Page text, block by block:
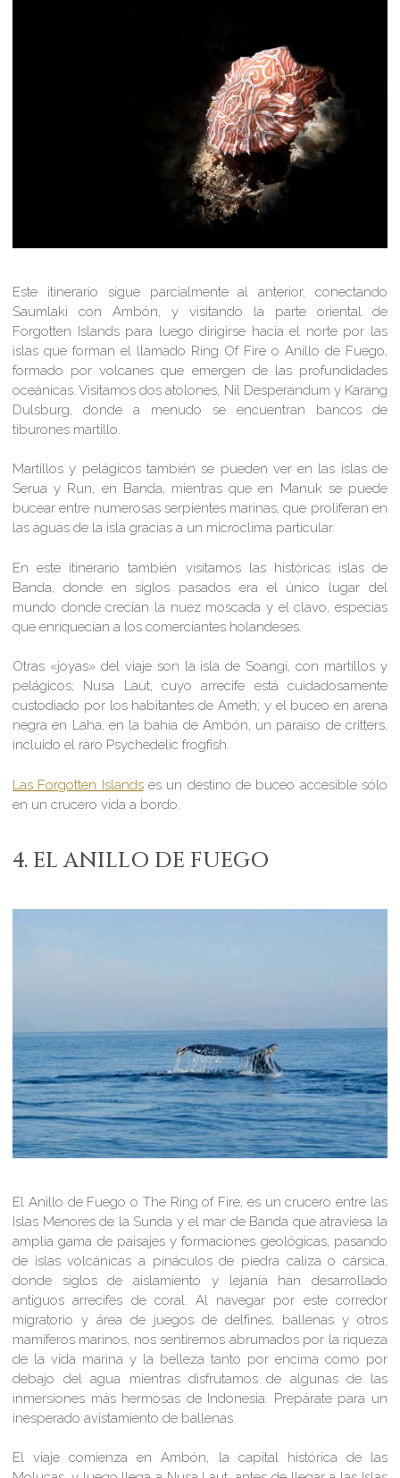
Este itinerario sigue parcialmente al anterior, conectando
Saumlaki con Ambón, y visitando la parte oriental de
Forgotten Islands para luego dirigirse hacia el norte por las
islas que forman el llamado Ring Of Fire o Anillo de Fuego,
formado por volcanes que emergen de las profundidades
oceánicas. Visitamos dos atolones, Nil Desperandum y Karang
Dulsburg, donde a menudo se encuentran bancos de
tiburones martillo.
Martillos y pelágicos también se pueden ver en las islas de
Serua y Run, en Banda, mientras que en Manuk se puede
bucear entre numerosas serpientes marinas, que proliferan en
las aguas de la isla gracias a un microclima particular.
En este itinerario también visitamos las históricas islas de
Banda, donde en siglos pasados era el único lugar del
mundo donde crecían la nuez moscada y el clavo, especias
que enriquecían a los comerciantes holandeses.
Otras «joyas» del viaje son la isla de Soangi, con martillos y
pelágicos; Nusa Laut, cuyo arrecife está cuidadosamente
custodiado por los habitantes de Ameth; y el buceo en arena
negra en Laha, en la bahía de Ambón, un paraíso de critters,
incluido el raro Psychedelic frogfish.
Las Forgotten Islandses un destino de buceo accesible sólo
en un crucero vida a bordo.
4. EL ANILLO DE FUEGO
El Anillo de Fuego o The Ring of Fire, es un crucero entre las
Islas Menores de la Sunda y el mar de Banda que atraviesa la
amplia gama de paisajes y formaciones geológicas, pasando
de islas volcánicas a pináculos de piedra caliza o cársica,
donde siglos de aislamiento y lejanía han desarrollado
antiguos arrecifes de coral. Al navegar por este corredor
migratorio y área de juegos de delfines, ballenas y otros
mamíferos marinos, nos sentiremos abrumados por la riqueza
de la vida marina y la belleza tanto por encima como por
debajo del agua mientras disfrutamos de algunas de las
inmersiones más hermosas de Indonesia. Prepárate para un
inesperadoavistamiento de ballenas.
El viaje comienza en Ambón, la capital histórica de las